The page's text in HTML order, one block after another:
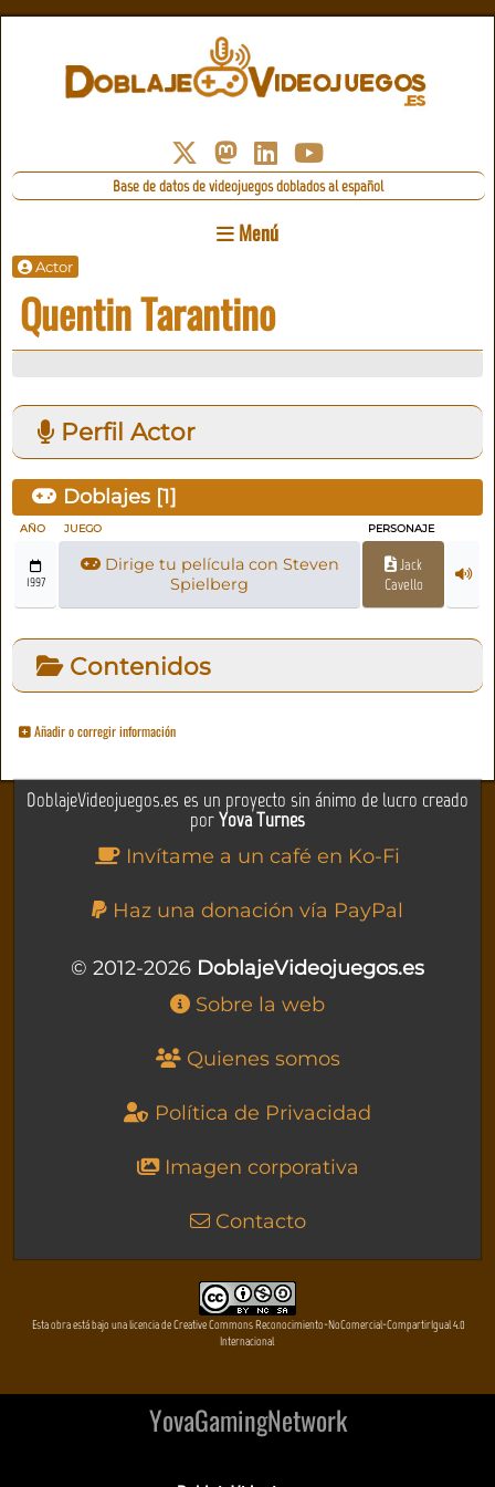
Base de datos de videojuegos doblados al español
Menú
Actor
Quentin Tarantino
Perfil Actor
Doblajes [1]
AÑO JUEGO PERSONAJE
1997
Dirige tu película con Steven
Spielberg
Jack
Cavello
Contenidos
Añadir o corregir información
DoblajeVideojuegos.es es un proyecto sin ánimo de lucro creado
porYova Turnes
Invítame a un café en Ko-Fi
Haz una donación vía PayPal
© 2012-2026 DoblajeVideojuegos.es
Sobre la web
Quienes somos
Política de Privacidad
Imagen corporativa
Contacto
Esta obra está bajo una licencia de Creative Commons Reconocimiento-NoComercial-CompartirIgual 4.0
Internacional
YovaGamingNetwork